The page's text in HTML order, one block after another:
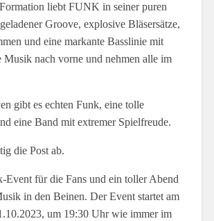
liebt FUNK in seiner puren
Groove, explosive Bläsersätze,
und eine markante Basslinie mit
Musik nach vorne und nehmen alle im
gibt es echten Funk, eine tolle
eine Band mit extremer Spielfreude.
die Post ab.
Event für die Fans und ein toller Abend
in den Beinen. Der Event startet am
um 19:30 Uhr wie immer im